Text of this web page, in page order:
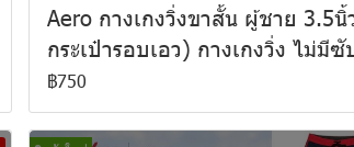
Aero กางเกงวิ่งขาสั้น ผู้ชาย 3.5นิ้
กระเป๋ารอบเอว) กางเกงวิ่ง ไม่มีซั
฿750